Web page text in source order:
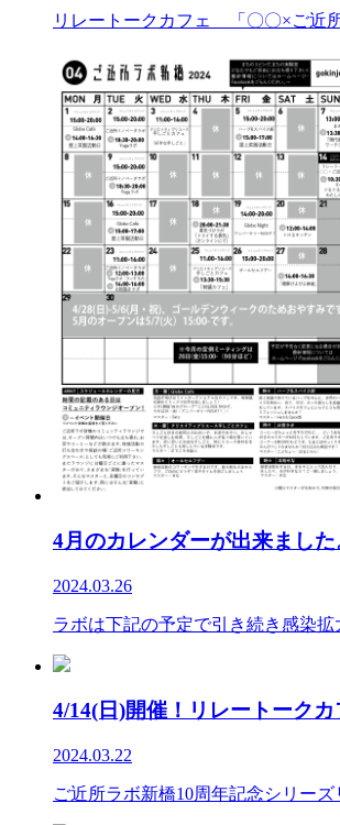
リレートークカフェ 「〇〇×ご近
4月のカレンダーが出来ました
2024.03.26
ラボは下記の予定で引き続き感染
4/14(日)開催！リレートーク
2024.03.22
ご近所ラボ新橋10周年記念シリー